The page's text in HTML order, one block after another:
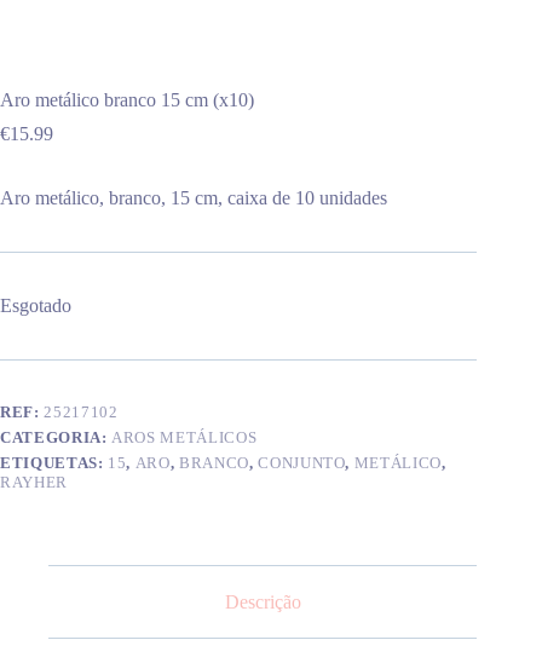
Aro metálico branco 15 cm (x10)
€15.99
Aro metálico, branco, 15 cm, caixa de 10 unidades
Esgotado
REF: 25217102
CATEGORIA: AROS METÁLICOS
ETIQUETAS: 15, ARO,BRANCO,CONJUNTO, METÁLICO,
RAYHER
Descrição